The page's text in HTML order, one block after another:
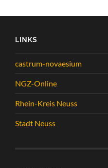
LINKS
castrum-novaesium
NGZ-Online
Rhein-Kreis Neuss
Stadt Neuss